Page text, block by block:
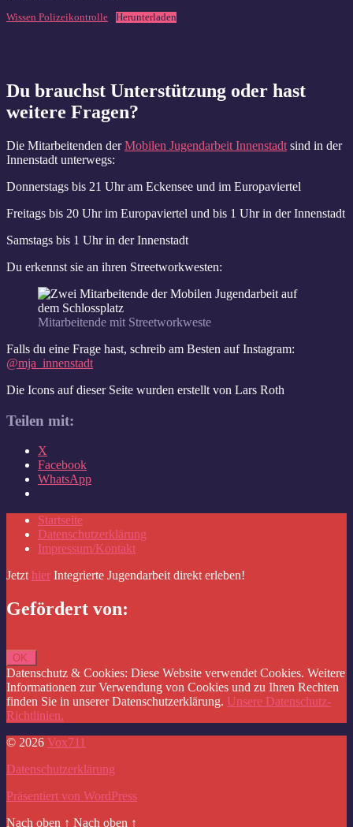
Wissen Polizeikontrolle Herunterladen
Du brauchst Unterstützung oder hast
weitere Fragen?
Die Mitarbeitenden derMobilen Jugendarbeit Innenstadt sind in der
Innenstadt unterwegs:
Donnerstags bis 21 Uhr am Eckensee und im Europaviertel
Freitags bis 20 Uhr im Europaviertel und bis 1 Uhr in der Innenstadt
Samstags bis 1 Uhr in der Innenstadt
Du erkennst sie an ihren Streetworkwesten:
Mitarbeitende mit Streetworkweste
Falls du eine Frage hast, schreib am Besten auf Instagram:
@mja_innenstadt
Die Icons auf dieser Seite wurden erstellt von Lars Roth
Teilen mit:
X
Facebook
WhatsApp
Startseite
Datenschutzerklärung
Impressum/Kontakt
Jetzt hier Integrierte Jugendarbeit direkt erleben!
Gefördert von:
Datenschutz & Cookies: Diese Website verwendet Cookies. Weitere
Informationen zur Verwendung von Cookies und zu Ihren Rechten
finden Sie in unserer Datenschutzerklärung. Unsere Datenschutz-
Richtlinien.
© 2026 Vox711
Datenschutzerklärung
Präsentiert von WordPress
Nach oben ↑ Nach oben ↑